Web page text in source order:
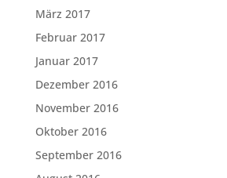
März 2017
Februar 2017
Januar 2017
Dezember 2016
November 2016
Oktober 2016
September 2016